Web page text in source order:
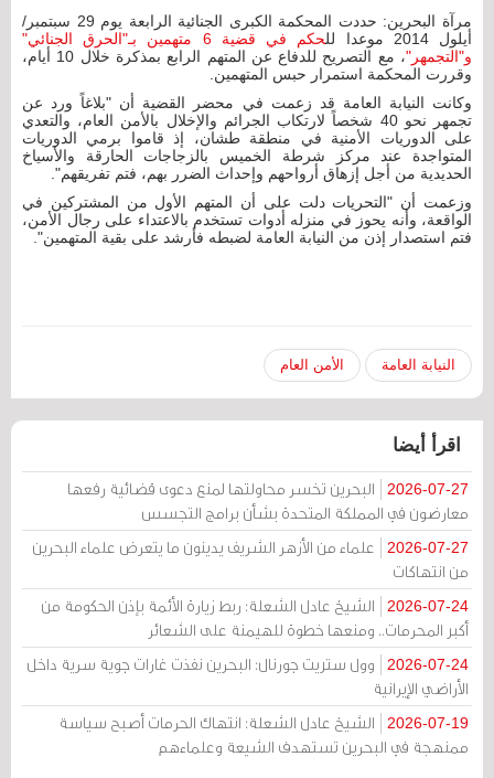
مرآة البحرين: حددت المحكمة الكبرى الجنائية الرابعة يوم 29 سبتمبر/
أيلول 2014 موعدا لل
حكم في قضية 6 متهمين بـ"الحرق الجنائي"
و"التجمهر"
، مع التصريح للدفاع عن المتهم الرابع بمذكرة خلال 10 أيام،
وقررت المحكمة استمرار حبس المتهمين.
وكانت النيابة العامة قد زعمت في محضر القضية أن "بلاغاً ورد عن
تجمهر نحو 40 شخصاً لارتكاب الجرائم والإخلال بالأمن العام، والتعدي
على الدوريات الأمنية في منطقة طشان، إذ قاموا برمي الدوريات
المتواجدة عند مركز شرطة الخميس بالزجاجات الحارقة والأسياخ
الحديدية من أجل إزهاق أرواحهم وإحداث الضرر بهم، فتم تفريقهم".
وزعمت أن "التحريات دلت على أن المتهم الأول من المشتركين في
الواقعة، وأنه يحوز في منزله أدوات تستخدم بالاعتداء على رجال الأمن،
فتم استصدار إذن من النيابة العامة لضبطه فأرشد على بقية المتهمين".
النيابة العامة الأمن العام
اقرأ أيضا
2026-07-27
البحرين تخسر محاولتها لمنع دعوى قضائية رفعها
معارضون في المملكة المتحدة بشأن برامج التجسس
2026-07-27
علماء من الأزهر الشريف يدينون ما يتعرض علماء البحرين
من انتهاكات
2026-07-24
الشيخ عادل الشعلة: ربط زيارة الأئمة بإذن الحكومة من
أكبر المحرمات.. ومنعها خطوة للهيمنة على الشعائر
2026-07-24
وول ستريت جورنال: البحرين نفذت غارات جوية سرية داخل
الأراضي الإيرانية
2026-07-19
الشيخ عادل الشعلة: انتهاك الحرمات أصبح سياسة
ممنهجة في البحرين تستهدف الشيعة وعلماءهم